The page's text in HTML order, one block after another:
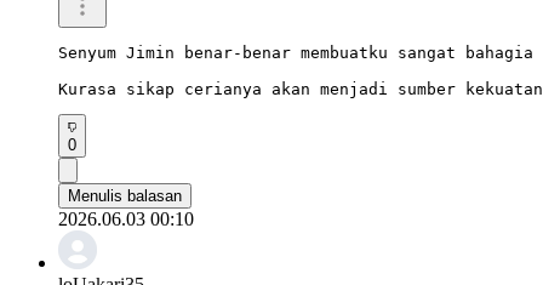
Senyum Jimin benar-benar membuatku sangat
Kurasa sikap cerianya akan menjadi sumber
0
Menulis balasan
2026.06.03 00:10